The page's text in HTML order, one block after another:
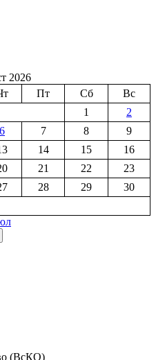
2026
Пт Сб
Вс
1
2
6 7 8
9
14 15
16
21 22
23
28 29
30
(ВсКО)